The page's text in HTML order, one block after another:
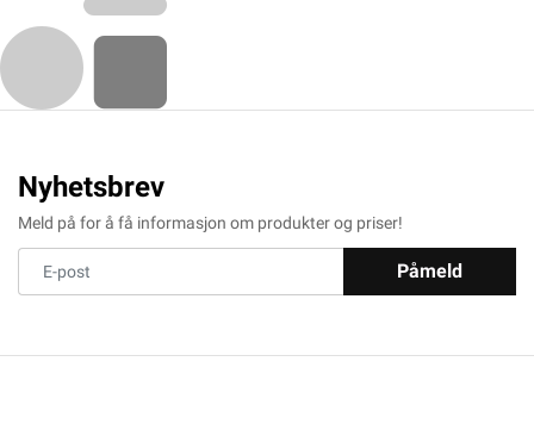
Nyhetsbrev
Meld på for å få informasjon om produkter og priser!
Påmeld